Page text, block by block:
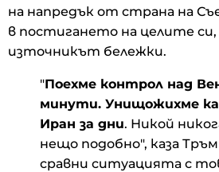
на напредък от страна на
в постигането на целите
източникът бележки.
"Поехме контрол над
минути. Унищожихме
Иран за дни. Никой
нещо подобно", каза
сравни ситуацията с